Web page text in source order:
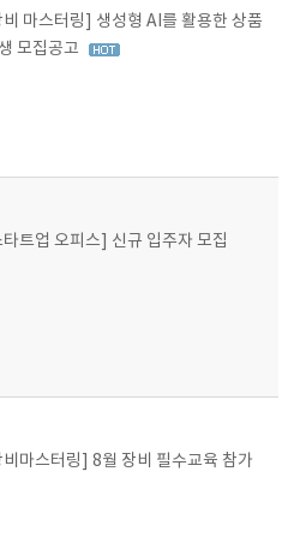
마스터링] 생성형 AI를 활용한 상품
모집공고
트업 오피스] 신규 입주자 모집
마스터링] 8월 장비 필수교육 참가